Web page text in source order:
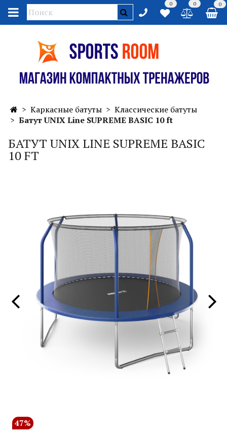
0 0 0
Каркасные батуты
Классические батуты
Батут UNIX Line SUPREME BASIC 10 ft
БАТУТ UNIX LINE SUPREME BASIC
10 FT
47%